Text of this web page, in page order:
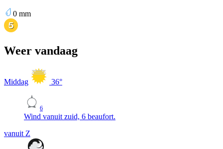
0 mm
Weer vandaag
Middag 36°
6
Wind vanuit zuid, 6 beaufort.
vanuit Z